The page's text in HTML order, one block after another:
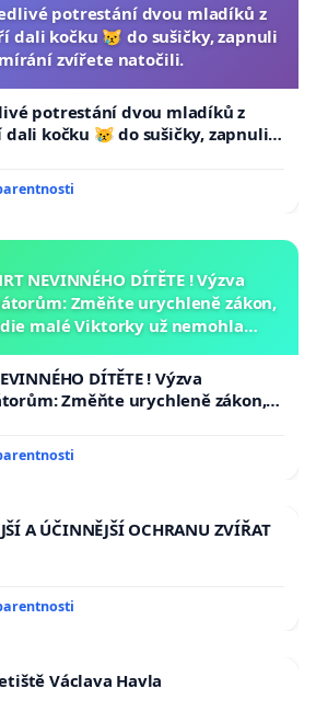
potrestání dvou mladíků z
dali kočku 😿 do sušičky, zapnuli
zvířete natočili.
potrestání dvou mladíků z
kočku 😿 do sušičky, zapnuli ji
NEVINNÉHO DÍTĚTE ! Výzva
Změňte urychleně zákon,
malé Viktorky už nemohla
DÍTĚTE ! Výzva
Změňte urychleně zákon,
Viktorky už nemohla opakovat!
A ÚČINNĚJŠÍ OCHRANU ZVÍŘAT
Václava Havla